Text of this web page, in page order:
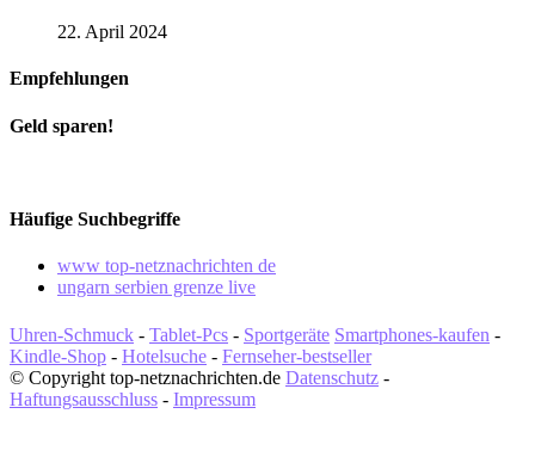
22. April 2024
Empfehlungen
Geld sparen!
Häufige Suchbegriffe
www top-netznachrichten de
ungarn serbien grenze live
Uhren-Schmuck - Tablet-Pcs - Sportgeräte Smartphones-kaufen -
Kindle-Shop - Hotelsuche - Fernseher-bestseller
© Copyright top-netznachrichten.de Datenschutz -
Haftungsausschluss - Impressum